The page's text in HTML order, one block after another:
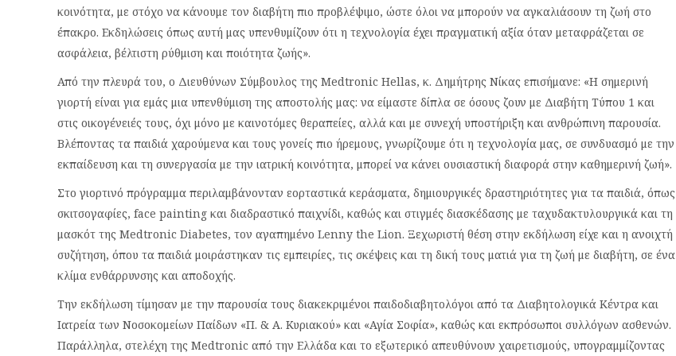
κοινότητα, με στόχο να κάνουμε τον διαβήτη πιο προβλέψιμο, ώστε όλοι να μπορούν να αγκαλιάσουν τη ζωή στο
έπακρο. Εκδηλώσεις όπως αυτή μας υπενθυμίζουν ότι η τεχνολογία έχει πραγματική αξία όταν μεταφράζεται σε
ασφάλεια, βέλτιστη ρύθμιση και ποιότητα ζωής».
Από την πλευρά του, ο Διευθύνων Σύμβουλος της Medtronic Hellas, κ. Δημήτρης Νίκας επισήμανε: «Η σημερινή
γιορτή είναι για εμάς μια υπενθύμιση της αποστολής μας: να είμαστε δίπλα σε όσους ζουν με Διαβήτη Τύπου 1 και
στις οικογένειές τους, όχι μόνο με καινοτόμες θεραπείες, αλλά και με συνεχή υποστήριξη και ανθρώπινη παρουσία.
Βλέποντας τα παιδιά χαρούμενα και τους γονείς πιο ήρεμους, γνωρίζουμε ότι η τεχνολογία μας, σε συνδυασμό με την
εκπαίδευση και τη συνεργασία με την ιατρική κοινότητα, μπορεί να κάνει ουσιαστική διαφορά στην καθημερινή ζωή».
Στο γιορτινό πρόγραμμα περιλαμβάνονταν εορταστικά κεράσματα, δημιουργικές δραστηριότητες για τα παιδιά, όπως
σκιτσογαφίες, face painting και διαδραστικό παιχνίδι, καθώς και στιγμές διασκέδασης με ταχυδακτυλουργικά και τη
μασκότ της Medtronic Diabetes, τον αγαπημένο Lenny the Lion. Ξεχωριστή θέση στην εκδήλωση είχε και η ανοιχτή
συζήτηση, όπου τα παιδιά μοιράστηκαν τις εμπειρίες, τις σκέψεις και τη δική τους ματιά για τη ζωή με διαβήτη, σε ένα
κλίμα ενθάρρυνσης και αποδοχής.
Την εκδήλωση τίμησαν με την παρουσία τους διακεκριμένοι παιδοδιαβητολόγοι από τα Διαβητολογικά Κέντρα και
Ιατρεία των Νοσοκομείων Παίδων «Π. & Α. Κυριακού» και «Αγία Σοφία», καθώς και εκπρόσωποι συλλόγων ασθενών.
Παράλληλα, στελέχη της Medtronic από την Ελλάδα και το εξωτερικό απευθύνουν χαιρετισμούς, υπογραμμίζοντας